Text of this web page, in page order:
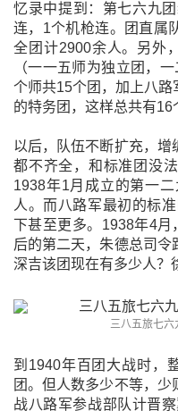
忆录中提到：第七六九
连，1个机枪连。团直属
全团计2900余人。另外
（一一五师为独立团，
个师共15个团，加上八
的特务团，这样总共有16
以后，队伍不断扩充，
都不齐全，和标准团没
1938年1月成立的第一
人。而八路军最初的标
下甚至更多。1938年4月
后的第二天，朱德总司
深吉该团现在有多少人？
三八五旅七六
到1940年百团大战时，
团。但人数多少不等，
战八路军参战部队计晋